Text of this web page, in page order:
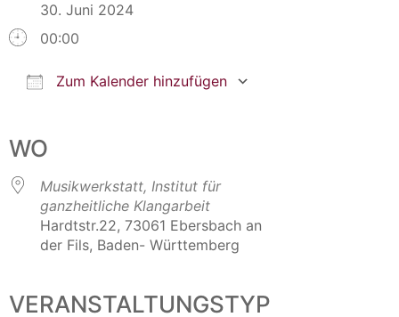
30. Juni 2024
00:00
Zum Kalender hinzufügen
WO
Musikwerkstatt, Institut für
ganzheitliche Klangarbeit
Hardtstr.22, 73061 Ebersbach an
der Fils, Baden- Württemberg
VERANSTALTUNGSTYP